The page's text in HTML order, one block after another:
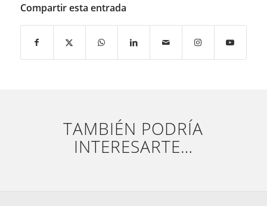
Compartir esta entrada
TAMBIÉN PODRÍA
INTERESARTE…